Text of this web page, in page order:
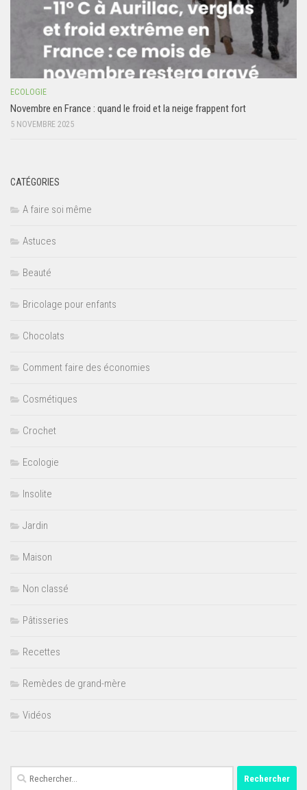
ECOLOGIE
Novembre en France : quand le froid et la neige frappent fort
5 NOVEMBRE 2025
CATÉGORIES
A faire soi même
Astuces
Beauté
Bricolage pour enfants
Chocolats
Comment faire des économies
Cosmétiques
Crochet
Ecologie
Insolite
Jardin
Maison
Non classé
Pâtisseries
Recettes
Remèdes de grand-mère
Vidéos
Rechercher :